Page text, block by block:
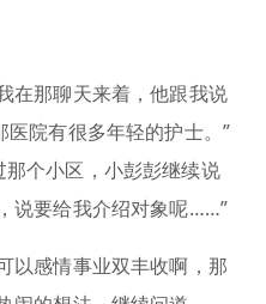
在那聊天来着，他跟我说
医院有很多年轻的护士。”
个小区，小彭彭继续说
说要给我介绍对象呢……”
以感情事业双丰收啊，那